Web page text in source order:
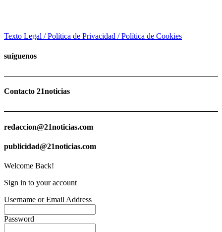
Texto Legal / Política de Privacidad / Política de Cookies
suíguenos
Contacto 21noticias
redaccion@21noticias.com
publicidad@21noticias.com
Welcome Back!
Sign in to your account
Username or Email Address
Password